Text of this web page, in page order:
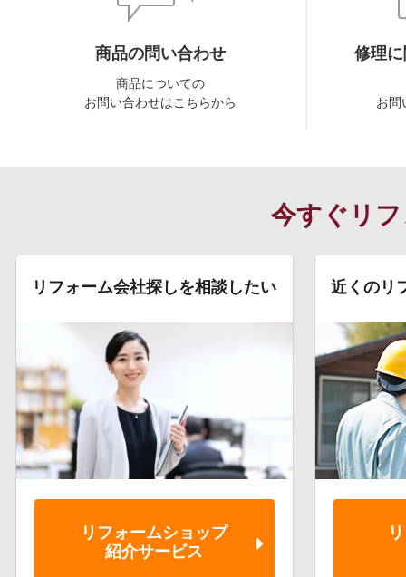
商品の問い合わせ
商品についての
お問い合わせはこちらから
修理
お問
今すぐリ
リフォーム会社探しを相談したい
リフォームショップ
紹介サービス
近くのリ